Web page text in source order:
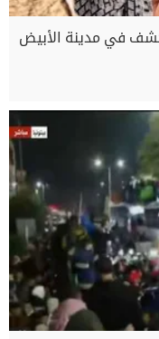
في مدينة الأبيض